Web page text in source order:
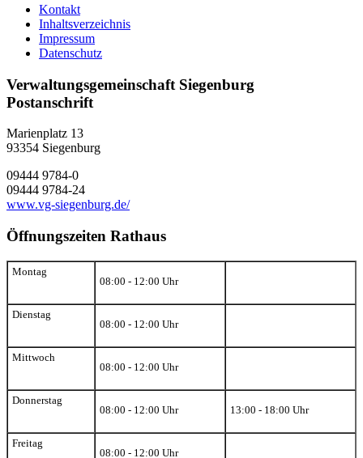
Kontakt
Inhaltsverzeichnis
Impressum
Datenschutz
Verwaltungsgemeinschaft Siegenburg
Postanschrift
Marienplatz 13
93354 Siegenburg
09444 9784-0
09444 9784-24
www.vg-siegenburg.de/
Öffnungszeiten Rathaus
Montag
08:00 - 12:00 Uhr
Dienstag
08:00 - 12:00 Uhr
Mittwoch
08:00 - 12:00 Uhr
Donnerstag
08:00 - 12:00 Uhr
13:00 - 18:00 Uhr
Freitag
08:00 - 12:00 Uhr